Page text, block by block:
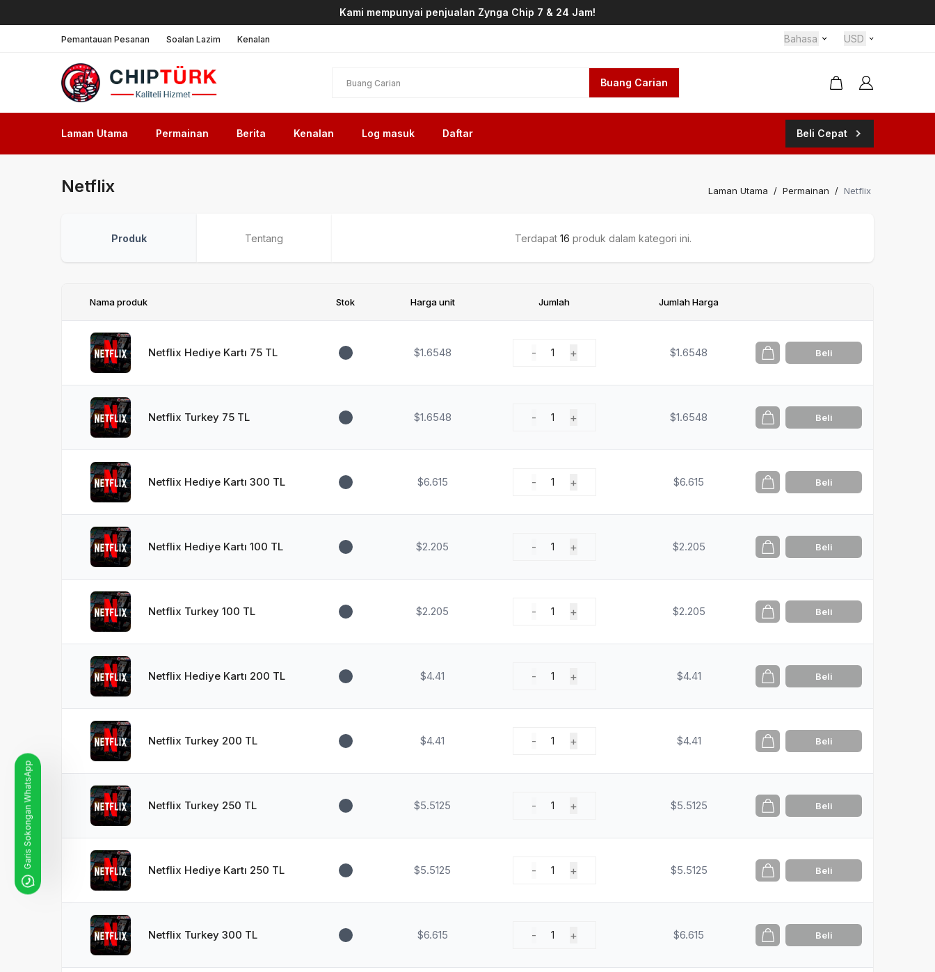
Kami mempunyai penjualan Zynga Chip 7 & 24 Jam!
Pemantauan Pesanan Soalan Lazim Kenalan Bahasa USD
Buang Carian
Laman Utama Permainan Berita Kenalan Log masuk Daftar Beli Cepat
Netflix Laman Utama / Permainan / Netflix
Produk Tentang Terdapat 16 produk dalam kategori ini.
Nama produk Stok Harga unit Jumlah Jumlah Harga
Netflix Hediye Kartı 75 TL $1.6548 - 1 + $1.6548 Beli
Netflix Turkey 75 TL $1.6548 - 1 + $1.6548 Beli
Netflix Hediye Kartı 300 TL $6.615 - 1 + $6.615 Beli
Netflix Hediye Kartı 100 TL $2.205 - 1 + $2.205 Beli
Netflix Turkey 100 TL $2.205 - 1 + $2.205 Beli
Netflix Hediye Kartı 200 TL $4.41 - 1 + $4.41 Beli
Netflix Turkey 200 TL $4.41 - 1 + $4.41 Beli
Netflix Turkey 250 TL $5.5125 - 1 + $5.5125 Beli
Netflix Hediye Kartı 250 TL $5.5125 - 1 + $5.5125 Beli
Netflix Turkey 300 TL $6.615 - 1 + $6.615 Beli
Garis Sokongan WhatsApp